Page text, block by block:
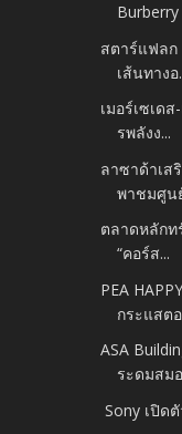
Burberry
สตาร์แฟลก
เส้นทางอ
เมอร์เซเด
รพลังง...
ลาซาด้าเส
พาชมศูน
ตลาดหลักท
“คอร์ส...
PEA
กระแสต
ASA
ระดมสม
Sony เปิด